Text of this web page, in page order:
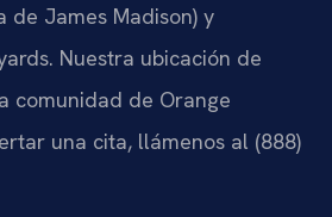
de James Madison) y
Nuestra ubicación de
comunidad de Orange
una cita, llámenos al (888)